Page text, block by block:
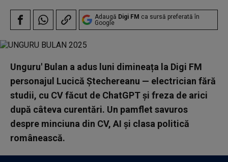
Adaugă Digi FM ca sursă preferată în
Google
Unguru' Bulan a adus luni dimineața la Digi FM
personajul Lucică Ștechereanu — electrician fără
studii, cu CV făcut de ChatGPT și freza de arici
după câteva curentări. Un pamflet savuros
despre minciuna din CV, AI și clasa politică
românească.